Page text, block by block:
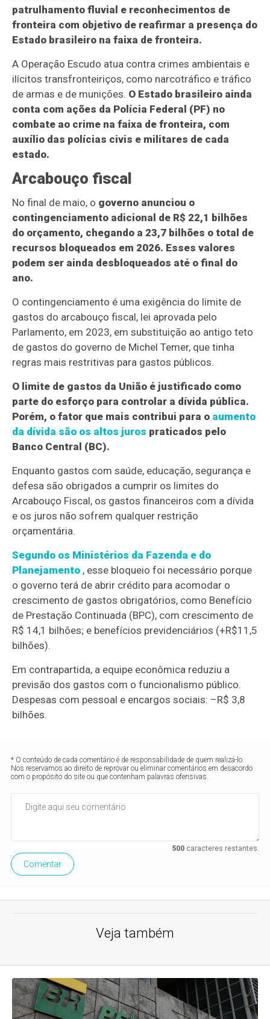
patrulhamento fluvial e reconhecimentos de
fronteira com objetivo de reafirmar a presença do
Estado brasileiro na faixa de fronteira.
A Operação Escudo atua contra crimes ambientais e
ilícitos transfronteiriços, como narcotráfico e tráfico
de armas e de munições. O Estado brasileiro ainda
conta com ações da Polícia Federal (PF) no
combate ao crime na faixa de fronteira, com
auxílio das polícias civis e militares de cada
estado.
Arcabouço fiscal
No final de maio, o governo anunciou o
contingenciamento adicional de R$ 22,1 bilhões
do orçamento, chegando a 23,7 bilhões o total de
recursos bloqueados em 2026. Esses valores
podem ser ainda desbloqueados até o final do
ano.
O contingenciamento é uma exigência do limite de
gastos do arcabouço fiscal, lei aprovada pelo
Parlamento, em 2023, em substituição ao antigo teto
de gastos do governo de Michel Temer, que tinha
regras mais restritivas para gastos públicos.
O limite de gastos da União é justificado como
parte do esforço para controlar a dívida pública.
Porém, o fator que mais contribui para o aumento
da dívida são os altos juros praticados pelo
Banco Central (BC).
Enquanto gastos com saúde, educação, segurança e
defesa são obrigados a cumprir os limites do
Arcabouço Fiscal, os gastos financeiros com a dívida
e os juros não sofrem qualquer restrição
orçamentária.
Segundo os Ministérios da Fazenda e do
Planejamento , esse bloqueio foi necessário porque
o governo terá de abrir crédito para acomodar o
crescimento de gastos obrigatórios, como Benefício
de Prestação Continuada (BPC), com crescimento de
R$ 14,1 bilhões; e benefícios previdenciários (+R$11,5
bilhões).
Em contrapartida, a equipe econômica reduziu a
previsão dos gastos com o funcionalismo público.
Despesas com pessoal e encargos sociais: –R$ 3,8
bilhões.
* O conteúdo de cada comentário é de responsabilidade de quem realizá-lo.
Nos reservamos ao direito de reprovar ou eliminar comentários em desacordo
com o propósito do site ou que contenham palavras ofensivas.
500caracteres restantes.
Comentar
Veja também